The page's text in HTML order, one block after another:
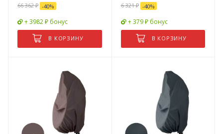
66 362₽ -40%
+ 3982 ₽ бонус
В КОРЗИНУ
6 321₽ -40%
+ 379 ₽ бонус
В КОРЗИНУ